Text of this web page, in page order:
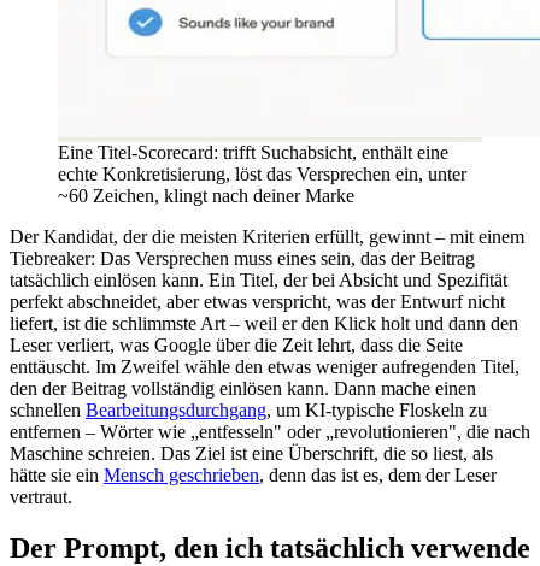
Eine Titel-Scorecard: trifft Suchabsicht, enthält eine
echte Konkretisierung, löst das Versprechen ein, unter
~60 Zeichen, klingt nach deiner Marke
Der Kandidat, der die meisten Kriterien erfüllt, gewinnt – mit einem
Tiebreaker: Das Versprechen muss eines sein, das der Beitrag
tatsächlich einlösen kann. Ein Titel, der bei Absicht und Spezifität
perfekt abschneidet, aber etwas verspricht, was der Entwurf nicht
liefert, ist die schlimmste Art – weil er den Klick holt und dann den
Leser verliert, was Google über die Zeit lehrt, dass die Seite
enttäuscht. Im Zweifel wähle den etwas weniger aufregenden Titel,
den der Beitrag vollständig einlösen kann. Dann mache einen
schnellen Bearbeitungsdurchgang, um KI-typische Floskeln zu
entfernen – Wörter wie „entfesseln" oder „revolutionieren", die nach
Maschine schreien. Das Ziel ist eine Überschrift, die so liest, als
hätte sie ein Mensch geschrieben, denn das ist es, dem der Leser
vertraut.
Der Prompt, den ich tatsächlich verwende